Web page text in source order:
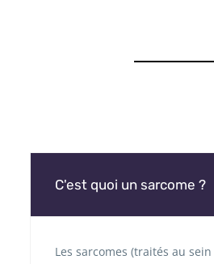
C'est quoi un sarcome ?
Les sarcomes (traités au